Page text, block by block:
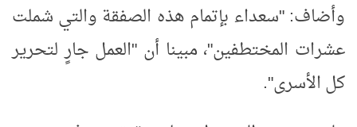
وأضاف: "سعداء بإتمام هذه الصفقة والتي شملت
عشرات المختطفين"، مبينا أن "العمل جارٍ لتحرير
كل الأسرى".